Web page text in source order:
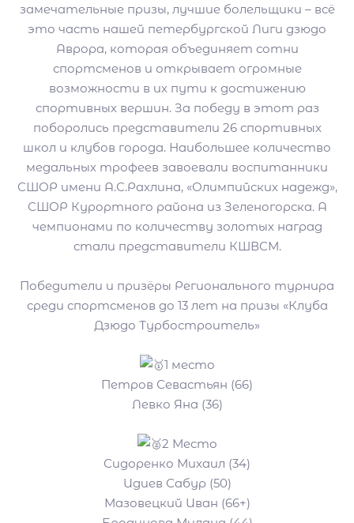
замечательные призы, лучшие болельщики – всё
это часть нашей петербургской Лиги дзюдо
Аврора, которая объединяет сотни
спортсменов и открывает огромные
возможности в их пути к достижению
спортивных вершин. За победу в этот раз
поборолись представители 26 спортивных
школ и клубов города. Наибольшее количество
медальных трофеев завоевали воспитанники
СШОР имени А.С.Рахлина, «Олимпийских надежд»,
СШОР Курортного района из Зеленогорска. А
чемпионами по количеству золотых наград
стали представители КШВСМ.
Победители и призёры Регионального турнира
среди спортсменов до 13 лет на призы «Клуба
Дзюдо Турбостроитель»
1 место
Петров Севастьян (66)
Левко Яна (36)
2 Место
Сидоренко Михаил (34)
Идиев Сабур (50)
Мазовецкий Иван (66+)